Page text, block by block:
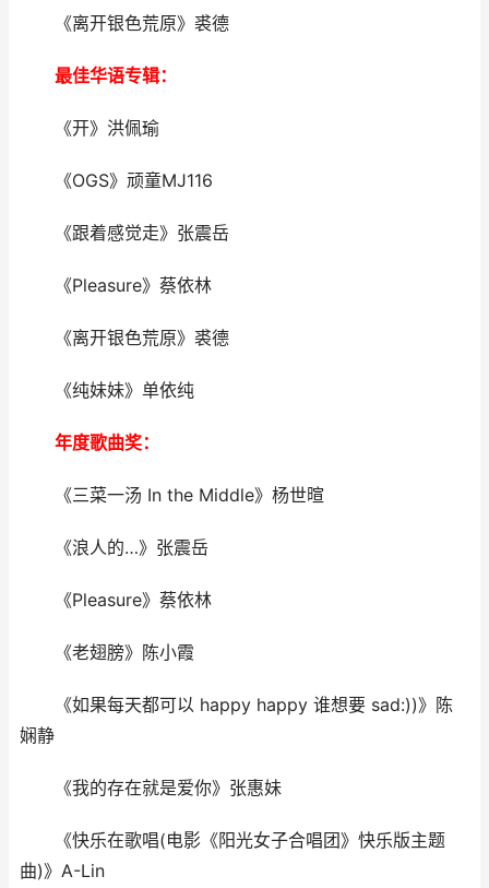
《离开银色荒原》裘德
最佳华语专辑：
《开》洪佩瑜
《OGS》顽童MJ116
《跟着感觉走》张震岳
《Pleasure》蔡依林
《离开银色荒原》裘德
《纯妹妹》单依纯
年度歌曲奖：
《三菜一汤 In the Middle》杨世暄
《浪人的…》张震岳
《Pleasure》蔡依林
《老翅膀》陈小霞
《如果每天都可以 happy happy 谁想要 sad:))》陈
娴静
《我的存在就是爱你》张惠妹
《快乐在歌唱(电影《阳光女子合唱团》快乐版主题
曲)》A-Lin